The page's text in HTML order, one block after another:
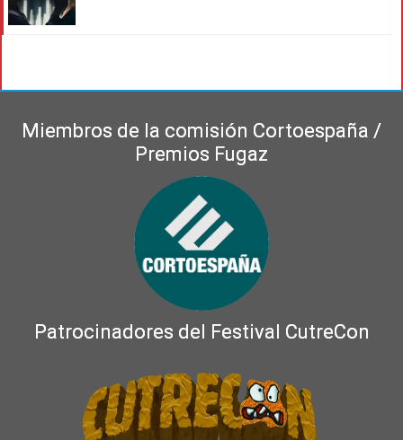
Miembros de la comisión Cortoespaña /
Premios Fugaz
Patrocinadores del Festival CutreCon